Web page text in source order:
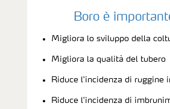
Boro è
Migliora lo sviluppo della
Migliora la qualità del tubero
Riduce l'incidenza di ruggine
Riduce l'incidenza di